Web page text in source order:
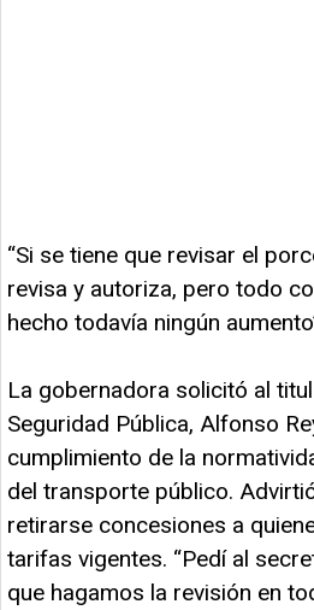
“Si se tiene que revisar el
revisa y autoriza, pero todo
hecho todavía ningún
La gobernadora solicitó al
Seguridad Pública, Alfonso
cumplimiento de la
del transporte público.
retirarse concesiones a
tarifas vigentes. “Pedí al
que hagamos la revisión en